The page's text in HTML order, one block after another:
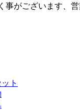
事がございます、
ト